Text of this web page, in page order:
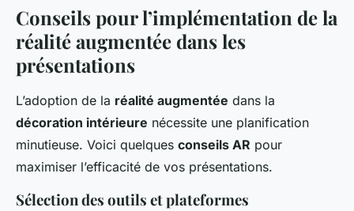
Conseils pour l’implémentation de la
réalité augmentée dans les
présentations
L’adoption de la réalité augmentée dans la
décoration intérieure nécessite une planification
minutieuse. Voici quelques conseils AR pour
maximiser l’efficacité de vos présentations.
Sélection des outils et plateformes